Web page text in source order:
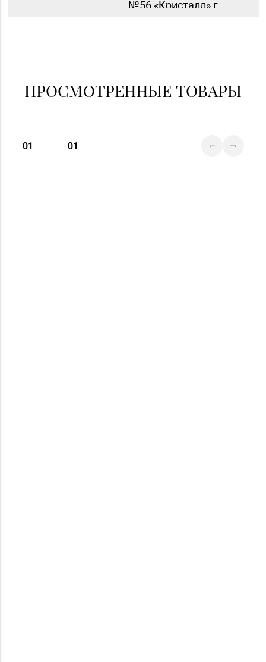
№56 «Кристалл» г.
Слоним, ул.
Красноармейская, д.
ПРОСМОТРЕННЫЕ ТОВАРЫ
01 01